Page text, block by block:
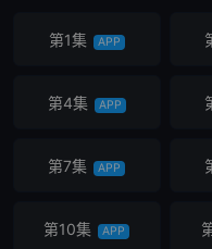
第1集 APP
第4集 APP
第7集 APP
第10集 APP